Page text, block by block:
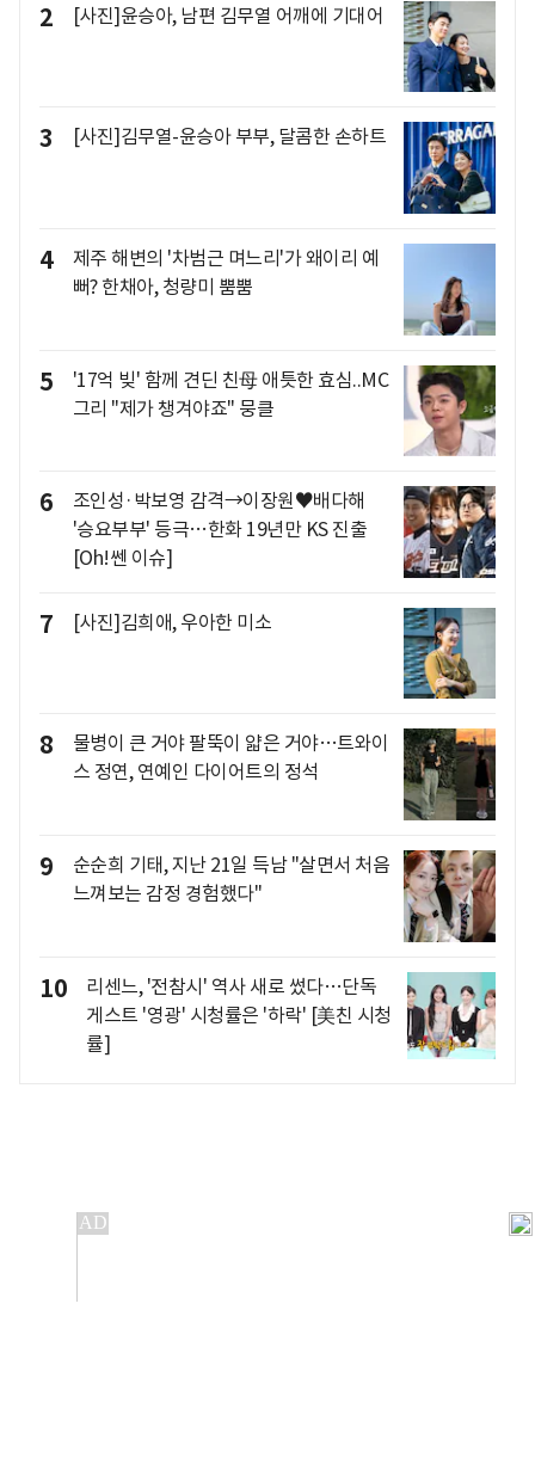
2 [사진]윤승아, 남편 김무열 어깨에 기대어
3 [사진]김무열-윤승아 부부, 달콤한 손하트
4
제주 해변의 '차범근 며느리'가 왜이리 예
뻐? 한채아, 청량미 뿜뿜
5
'17억 빚' 함께 견딘 친母 애틋한 효심..MC
그리 "제가 챙겨야죠" 뭉클
6
조인성·박보영 감격→이장원♥배다해
'승요부부' 등극…한화 19년만 KS 진출
[Oh!쎈 이슈]
7 [사진]김희애, 우아한 미소
8
물병이 큰 거야 팔뚝이 얇은 거야…트와이
스 정연, 연예인 다이어트의 정석
9
순순희 기태, 지난 21일 득남 "살면서 처음
느껴보는 감정 경험했다"
10
리센느, '전참시' 역사 새로 썼다…단독
게스트 '영광' 시청률은 '하락' [美친 시청
률]